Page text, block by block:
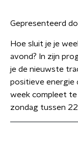
Gepresenteerd
Hoe sluit je je
avond? In zijn
je de nieuwste
positieve energie
week compleet
zondag tussen